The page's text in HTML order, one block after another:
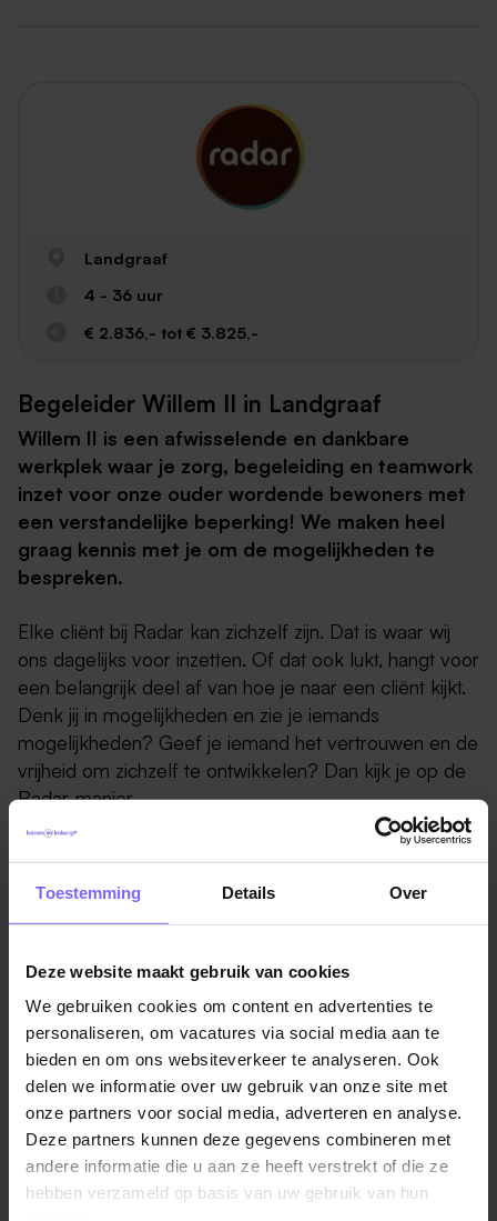
Toestemming Details Over
Deze website maakt gebruik van cookies
We gebruiken cookies om content en advertenties te
personaliseren, om vacatures via social media aan te
bieden en om ons websiteverkeer te analyseren. Ook
delen we informatie over uw gebruik van onze site met
onze partners voor social media, adverteren en analyse.
Deze partners kunnen deze gegevens combineren met
andere informatie die u aan ze heeft verstrekt of die ze
hebben verzameld op basis van uw gebruik van hun
Landgraaf
4 - 36 uur
€ 2.836,- tot € 3.825,-
Begeleider Willem II in Landgraaf
Willem II is een afwisselende en dankbare
werkplek waar je zorg, begeleiding en teamwork
inzet voor onze ouder wordende bewoners met
een verstandelijke beperking! We maken heel
graag kennis met je om de mogelijkheden te
bespreken.
Elke cliënt bij Radar kan zichzelf zijn. Dat is waar wij
ons dagelijks voor inzetten. Of dat ook lukt, hangt voor
een belangrijk deel af van hoe je naar een cliënt kijkt.
Denk jij in mogelijkheden en zie je iemands
mogelijkheden? Geef je iemand het vertrouwen en de
vrijheid om zichzelf te ontwikkelen? Dan kijk je op de
Radar-manier.
Omdat geen dag hetzelfde is en er onverwachte
en geduld laten zien. En, heel belangrijk, je
welzijn van een cliënt verandert, dan koppel je dat
Dit zeggen onze medewerkers
Woonvorm Willem II is een warme en veilige plek
waar 30 oudere bewoners wonen in hun eigen
studio’s, verdeeld over drie verdiepingen. Ons team
van zo’n 38 collega’s werkt samen om een huiselijke
sfeer te creëren. We bieden zorg aan bewoners met